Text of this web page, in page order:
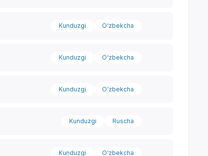
Kunduzgi O‘zbekcha
Kunduzgi O‘zbekcha
Kunduzgi O‘zbekcha
Kunduzgi Ruscha
Kunduzgi O‘zbekcha
Yordam markazi